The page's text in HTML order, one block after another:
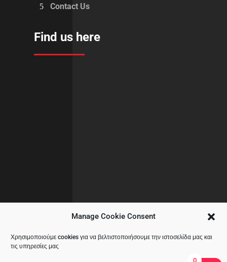
Manage Cookie Consent
Χρησιμοποιούμε cookies για να βελτιστοποιήσουμε την ιστοσελίδα μας και
τις υπηρεσίες μας
Contact Us
Find us here
0